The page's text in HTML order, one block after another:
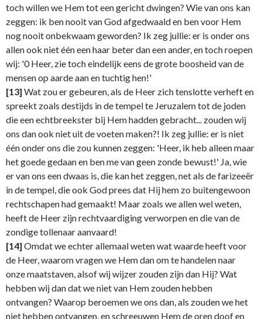
toch willen we Hem tot een gericht dwingen? Wie van ons kan
zeggen: ik ben nooit van God afgedwaald en ben voor Hem
nog nooit onbekwaam geworden? Ik zeg jullie: er is onder ons
allen ook niet één een haar beter dan een ander, en toch roepen
wij: '0 Heer, zie toch eindelijk eens de grote boosheid van de
mensen op aarde aan en tuchtig hen!'
[13] Wat zou er gebeuren, als de Heer zich tenslotte verheft en
spreekt zoals destijds in de tempel te Jeruzalem tot de joden
die een echtbreekster bij Hem hadden gebracht... zouden wij
ons dan ook niet uit de voeten maken?! Ik zeg jullie: er is niet
één onder ons die zou kunnen zeggen: 'Heer, ik heb alleen maar
het goede gedaan en ben me van geen zonde bewust!' Ja, wie
er van ons een dwaas is, die kan het zeggen, net als de farizeeër
in de tempel, die ook God prees dat Hij hem zo buitengewoon
rechtschapen had gemaakt! Maar zoals we allen wel weten,
heeft de Heer zijn rechtvaardiging verworpen en die van de
zondige tollenaar aanvaard!
[14] Omdat we echter allemaal weten wat waarde heeft voor
de Heer, waarom vragen we Hem dan om te handelen naar
onze maatstaven, alsof wij wijzer zouden zijn dan Hij? Wat
hebben wij dan dat we niet van Hem zouden hebben
ontvangen? Waarop beroemen we ons dan, als zouden we het
niet hebben ontvangen, en schreeuwen Hem de oren doof en